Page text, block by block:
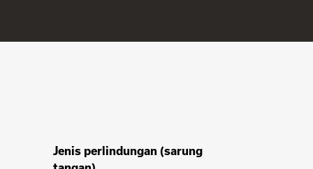
Jenis perlindungan (sarung